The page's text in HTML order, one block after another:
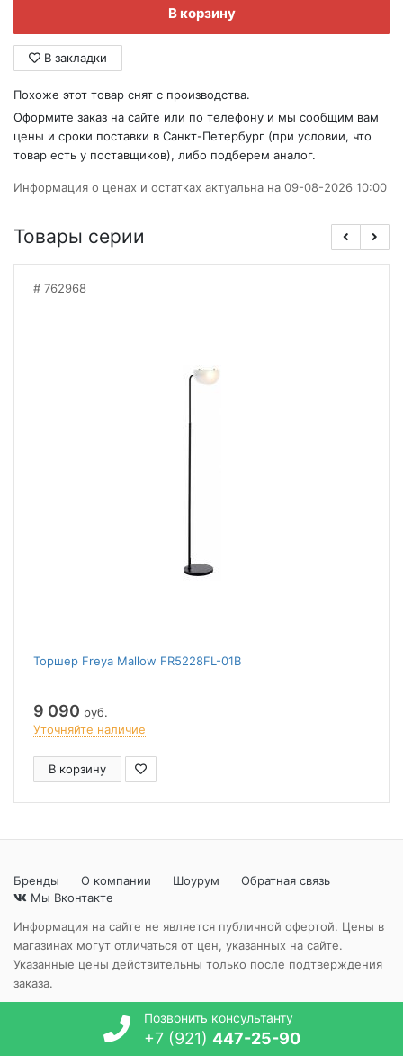
В корзину
В закладки
Похоже этот товар снят с производства.
Оформите заказ на сайте или по телефону и мы сообщим вам
цены и сроки поставки в Санкт-Петербург (при условии, что
товар есть у поставщиков), либо подберем аналог.
Информация о ценах и остатках актуальна на 09-08-2026 10:00
Товары серии
762968
Торшер Freya Mallow FR5228FL-01B
9 090 руб.
Уточняйте наличие
В корзину
Бренды О компании Шоурум
Обратная связь
Мы Вконтакте
Информация на сайте не является публичной офертой. Цены в
магазинах могут отличаться от цен, указанных на сайте.
Указанные цены действительны только после подтверждения
заказа.
© "Идеи света" 2024
Позвонить консультанту
+7 (921) 447-25-90